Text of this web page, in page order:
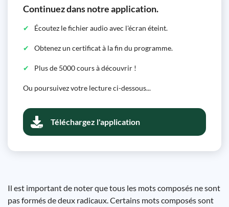
Continuez dans notre application.
Écoutez le fichier audio avec l'écran éteint.
Obtenez un certificat à la fin du programme.
Plus de 5000 cours à découvrir !
Ou poursuivez votre lecture ci-dessous...
Téléchargez l'application
Il est important de noter que tous les mots composés ne sont
pas formés de deux radicaux. Certains mots composés sont